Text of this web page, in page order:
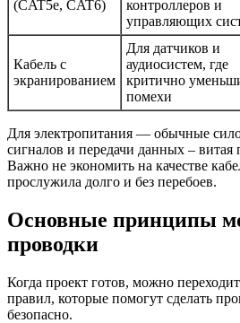
(CAT5e, CAT6)
контроллеров и
управляющих
Кабель с
экранированием
Для датчиков и
аудиосистем, где
критично
помехи
Для электропитания — обычные
сигналов и передачи данных – витая
Важно не экономить на качестве
прослужила долго и без перебоев.
Основные принципы
проводки
Когда проект готов, можно
правил, которые помогут сделать
безопасно.